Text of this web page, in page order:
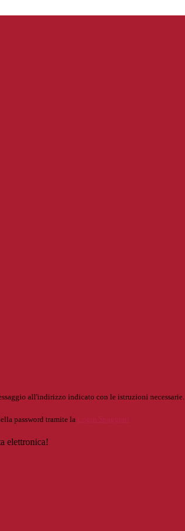
all'indirizzo indicato con le istruzioni necessarie.
password tramite la Login Spaggiari
elettronica!